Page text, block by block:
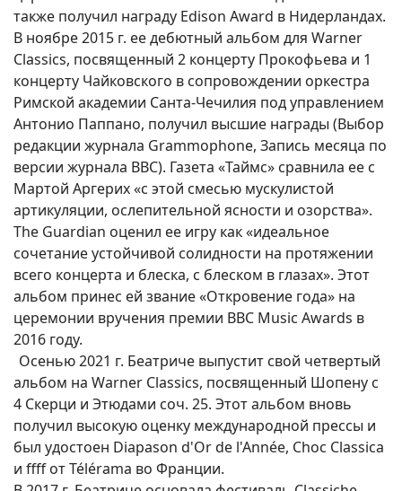
также получил награду Edison Award в Нидерландах.
В ноябре 2015 г. ее дебютный альбом для Warner
Classics, посвященный 2 концерту Прокофьева и 1
концерту Чайковского в сопровождении оркестра
Римской академии Санта-Чечилия под управлением
Антонио Паппано, получил высшие награды (Выбор
редакции журнала Grammophone, Запись месяца по
версии журнала BBC). Газета «Таймс» сравнила ее с
Мартой Аргерих «с этой смесью мускулистой
артикуляции, ослепительной ясности и озорства».
The Guardian оценил ее игру как «идеальное
сочетание устойчивой солидности на протяжении
всего концерта и блеска, с блеском в глазах». Этот
альбом принес ей звание «Откровение года» на
церемонии вручения премии BBC Music Awards в
2016 году.
Осенью 2021 г. Беатриче выпустит свой четвертый
альбом на Warner Classics, посвященный Шопену с
4 Скерци и Этюдами соч. 25. Этот альбом вновь
получил высокую оценку международной прессы и
был удостоен Diapason d'Or de l'Année, Choc Classica
и ffff от Télérama во Франции.